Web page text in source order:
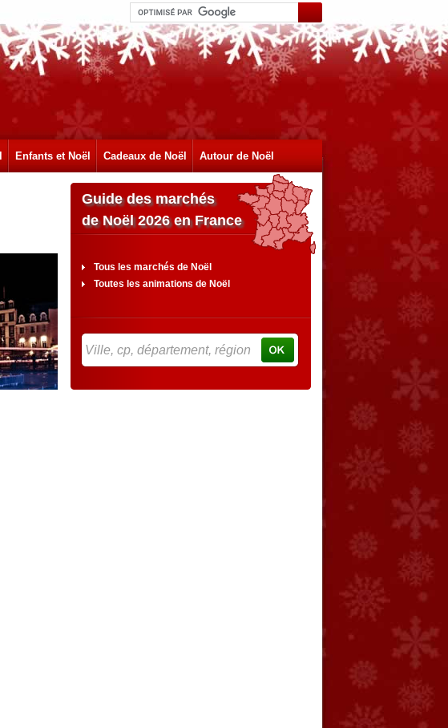
Enfants et Noël Cadeaux de Noël Autour de Noël
Guide des marchés
de Noël 2026 en France
Tous les marchés de Noël
Toutes les animations de Noël